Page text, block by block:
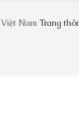
NamTrang